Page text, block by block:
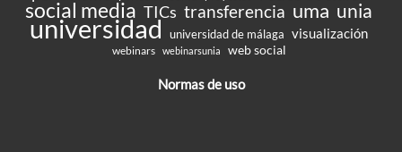
social media TICs transferencia uma unia
universidad universidad de málaga visualización
webinars webinarsunia web social
Normas de uso